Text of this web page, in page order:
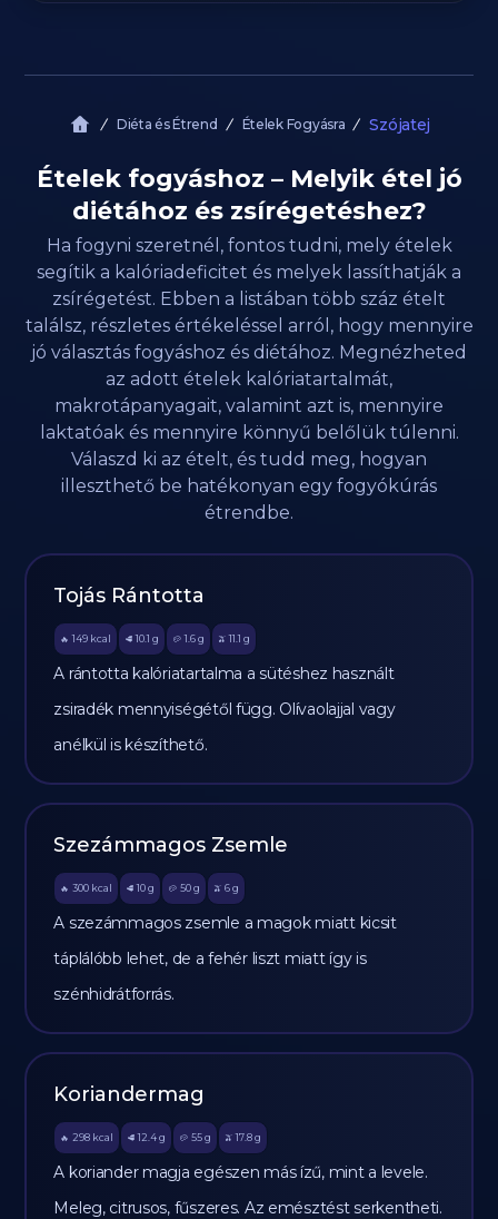
Diéta és Étrend Ételek Fogyásra Szójatej
Ételek fogyáshoz – Melyik étel jó
diétához és zsírégetéshez?
Ha fogyni szeretnél, fontos tudni, mely ételek
segítik a kalóriadeficitet és melyek lassíthatják a
zsírégetést. Ebben a listában több száz ételt
találsz, részletes értékeléssel arról, hogy mennyire
jó választás fogyáshoz és diétához. Megnézheted
az adott ételek kalóriatartalmát,
makrotápanyagait, valamint azt is, mennyire
laktatóak és mennyire könnyű belőlük túlenni.
Válaszd ki az ételt, és tudd meg, hogyan
illeszthető be hatékonyan egy fogyókúrás
étrendbe.
Tojás Rántotta
🔥 149 kcal 🥩 10.1 g 🥔 1.6g 🫒 11.1 g
A rántotta kalóriatartalma a sütéshez használt
zsiradék mennyiségétől függ. Olívaolajjal vagy
anélkül is készíthető.
Szezámmagos Zsemle
🔥 300 kcal 🥩 10 g 🥔 50g 🫒 6 g
A szezámmagos zsemle a magok miatt kicsit
táplálóbb lehet, de a fehér liszt miatt így is
szénhidrátforrás.
Koriandermag
🔥 298 kcal 🥩 12.4 g 🥔 55g 🫒 17.8 g
A koriander magja egészen más ízű, mint a levele.
Meleg, citrusos, fűszeres. Az emésztést serkentheti.